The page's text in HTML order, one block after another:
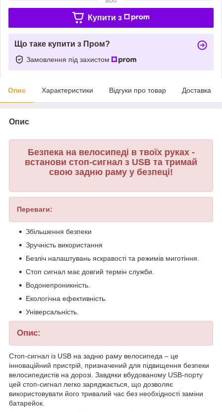
Купити з
Що таке купити з Пром?
Замовлення під захистом
Опис Характеристики Відгуки про товар Доставка
Опис
Безпека на велосипеді в твоїх руках -
встанови стоп-сигнал з USB та тримай
свою задню раму у безпеці!
Переваги:
Збільшення безпеки
Зручність використання
Безліч налаштувань яскравості та режимів миготіння.
Стоп сигнал має довгий термін служби.
Водонепроникність.
Екологічна ефективність.
Універсальність.
Опис:
Стоп-сигнал із USB на задню раму велосипеда – це
інноваційний пристрій, призначений для підвищення безпеки
велосипедистів на дорозі. Завдяки вбудованому USB-порту
цей стоп-сигнал легко заряджається, що дозволяє
використовувати його тривалий час без необхідності заміни
батарейок.